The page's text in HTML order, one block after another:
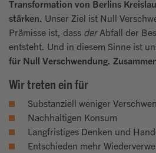
Transformation von Berlins
stärken. Unser Ziel ist Null
Prämisse ist, dass derAbfall der
entsteht. Und in diesem Sinne ist
für Null Verschwendung.
Wir treten ein für
Substanziell weniger
Nachhaltigen Konsum
Langfristiges Denken und
Entschieden mehr